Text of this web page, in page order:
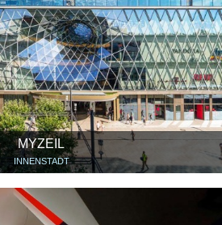
MYZEIL
INNENSTADT